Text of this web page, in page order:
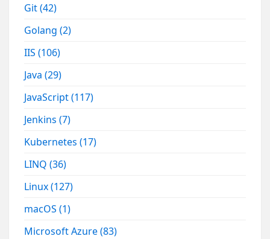
Git(42)
Golang(2)
IIS(106)
Java(29)
JavaScript(117)
Jenkins(7)
Kubernetes(17)
LINQ(36)
Linux(127)
macOS(1)
Microsoft Azure(83)